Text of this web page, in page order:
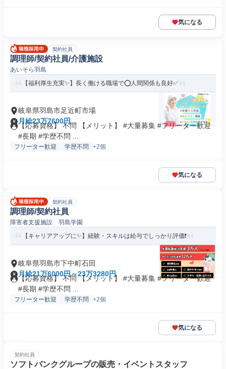
気になる
契約社員
調理師/契約社員/介護施設
あいそら羽島
【福利厚生充実✨】長く働ける職場で⭕️人間関係も良好✅️
岐阜県羽島市足近町市場
月給23万7600円
【応募資格】 不問 【メリット】 #大量募集 #フリーター歓迎
#長期 #学歴不問 ...
フリーター歓迎 学歴不問 +2個
気になる
契約社員
調理師/契約社員
障害者支援施設 羽島学園
【キャリアアップに✨】経験・スキルは給与でしっかり評価❗️
岐阜県羽島市下中町石田
月給21万6000円～23万3280円
【応募資格】 不問 【メリット】 #大量募集 #フリーター歓迎
#長期 #学歴不問 ...
フリーター歓迎 学歴不問 +2個
気になる
契約社員
ソフトバンクグループの販売・イベントスタッフ